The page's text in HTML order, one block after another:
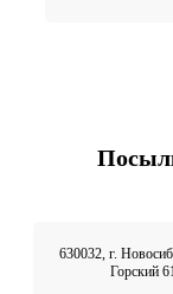
630032, г.
Горский